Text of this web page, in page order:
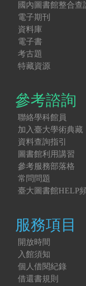
國內圖書館整合查
電子期刊
資料庫
電子書
考古題
特藏資源
參考諮詢
聯絡學科館員
加入臺大學術典藏
資料查詢指引
圖書館利用講習
參考服務部落格
常問問題
臺大圖書館HELP
服務項目
開放時間
入館須知
個人借閱紀錄
借還書規則